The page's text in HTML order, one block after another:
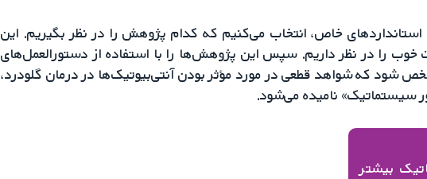
استانداردهای خاص، انتخاب می‌کنیم که کدام پژوهش را در نظر بگیریم. این
را در نظر داریم. سپس این پژوهش‌ها را با استفاده از دستورالعمل‌های
شود که شواهد قطعی در مورد مؤثر بودن آنتی‌بیوتیک‌ها در درمان گلودرد،
سیستماتیک» نامیده می‌شود.
بیشتر